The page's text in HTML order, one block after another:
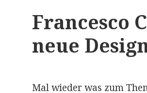
Francesco
neue
Mal wieder was zum